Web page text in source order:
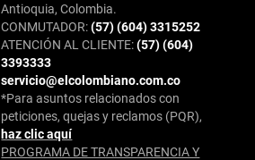
Antioquia, Colombia.
CONMUTADOR:(57) (604) 3315252
ATENCIÓN AL CLIENTE:(57) (604)
3393333
servicio@elcolombiano.com.co
*Para asuntos relacionados con
peticiones, quejas y reclamos (PQR),
haz clic aquí
PROGRAMA DE TRANSPARENCIA Y